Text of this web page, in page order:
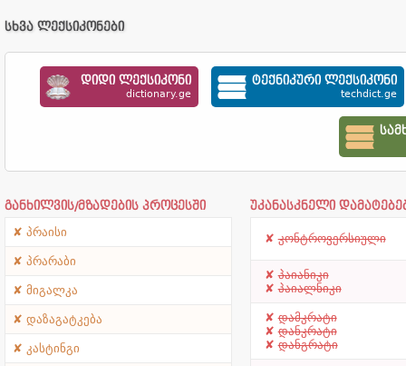
სხვა ლექსიკონები
დიდი ლექსიკონი
dictionary.ge
ტექნიკური ლექსიკონი
techdict.ge
განხილვის/მზადების პროცესში
პრაისი
პრარაბი
მიგალკა
დაზაგატკება
კასტინგი
უკანასკნელი
კონტროვერსიული
პაიანიკი
პაიალნიკი
დამკრატი
დანკრატი
დანგრატი